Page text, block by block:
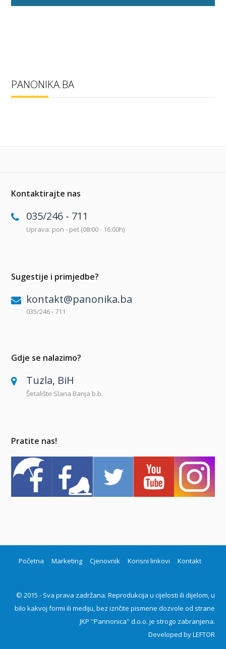
PANONIKA.BA
Kontaktirajte nas
035/246 - 711
Uprava: pon - pet (08:00 - 16:00h)
Sugestije i primjedbe?
kontakt@panonika.ba
035/246 - 711
Gdje se nalazimo?
Tuzla, BiH
Šetalište Slana Banja b.b.
Pratite nas!
Početna Marketing Cjenovnik Korisni linkovi Kontakt
© 2015 - Sva prava zadržana. Reprodukcija u cijelosti ili dijelom, u
bilo kakvoj formi ili mediju, bez izričite pismene dozvole od strane
JKP ''Pannonica'' d.o.o. je strogo zabranjena.
Developed byLEFTOR